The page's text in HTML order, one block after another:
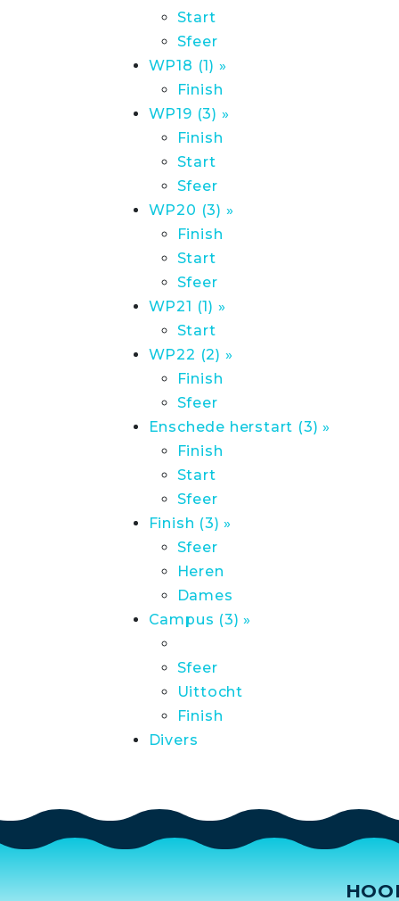
Start
Sfeer
WP18 (1) »
Finish
WP19 (3) »
Finish
Start
Sfeer
WP20 (3) »
Finish
Start
Sfeer
WP21 (1) »
Start
WP22 (2) »
Finish
Sfeer
Enschede herstart (3) »
Finish
Start
Sfeer
Finish (3) »
Sfeer
Heren
Dames
Campus (3) »
Sfeer
Uittocht
Finish
Divers